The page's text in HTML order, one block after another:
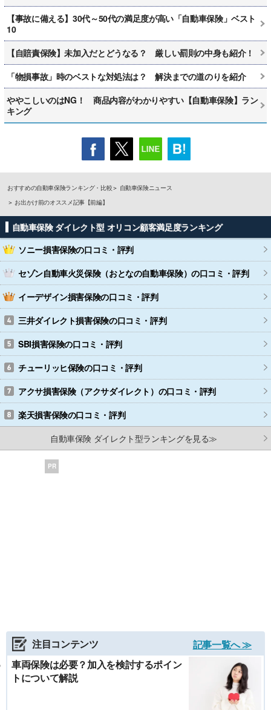
【事故に備える】30代～50代の満足度が高い「自動車保険」ベスト
10
【自賠責保険】未加入だとどうなる？ 厳しい罰則の中身も紹介！
「物損事故」時のベストな対処法は？ 解決までの道のりを紹介
ややこしいのはNG！ 商品内容がわかりやすい【自動車保険】ラン
キング
おすすめの自動車保険ランキング・比較
自動車保険ニュース
お出かけ前のオススメ記事【前編】
自動車保険 ダイレクト型 オリコン顧客満足度ランキング
ソニー損害保険の口コミ・評判
セゾン自動車火災保険（おとなの自動車保険）の口コミ・評判
イーデザイン損害保険の口コミ・評判
三井ダイレクト損害保険の口コミ・評判
SBI損害保険の口コミ・評判
チューリッヒ保険の口コミ・評判
アクサ損害保険（アクサダイレクト） の口コミ・評判
楽天損害保険の口コミ・評判
自動車保険 ダイレクト型ランキングを見る≫
PR
注目コンテンツ
記事一覧へ ≫
車両保険は必要？加入を検討するポイン
トについて解説